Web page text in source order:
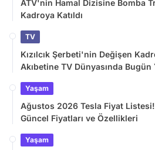
ATV'nin Hamal Dizisine Bomba
Kadroya Katıldı
TV
Kızılcık Şerbeti'nin Değişen
Akıbetine TV Dünyasında Bugün
Yaşam
Ağustos 2026 Tesla Fiyat
Güncel Fiyatları ve Özellikleri
Yaşam